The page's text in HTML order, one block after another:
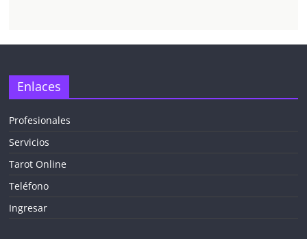
Enlaces
Profesionales
Servicios
Tarot Online
Teléfono
Ingresar